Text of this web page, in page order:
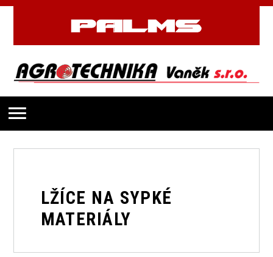
LŽÍCE NA SYPKÉ
MATERIÁLY